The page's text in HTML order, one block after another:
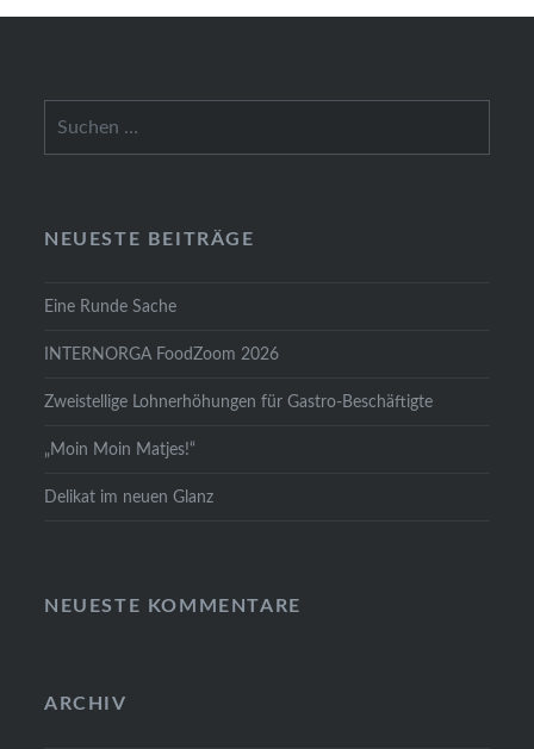
NEUESTE BEITRÄGE
Eine Runde Sache
INTERNORGA FoodZoom 2026
Zweistellige Lohnerhöhungen für Gastro-Beschäftigte
„Moin Moin Matjes!“
Delikat im neuen Glanz
NEUESTE KOMMENTARE
ARCHIV